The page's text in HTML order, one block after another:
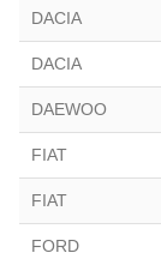
DACIA
DACIA
DAEWOO
FIAT
FIAT
FORD